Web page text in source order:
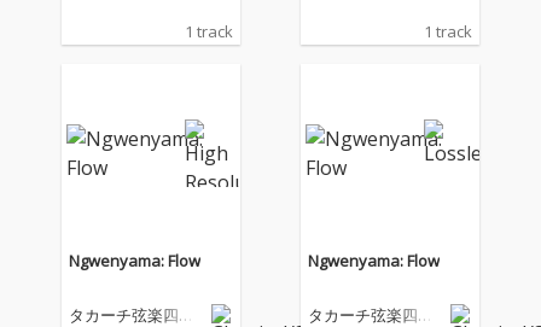
1 track 1 track
Ngwenyama: Flow
タカーチ弦楽四重
Ngwenyama: Flow
タカーチ弦楽四重